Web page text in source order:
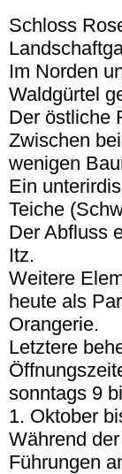
Schloss
Im Norden
Waldgürtel
Der östliche
Zwischen
wenigen
Ein
Teiche
Der Abfluss
Itz.
Weitere
heute als
Orangerie.
Letztere
sonntags 9
1. Oktober
Während
Führungen